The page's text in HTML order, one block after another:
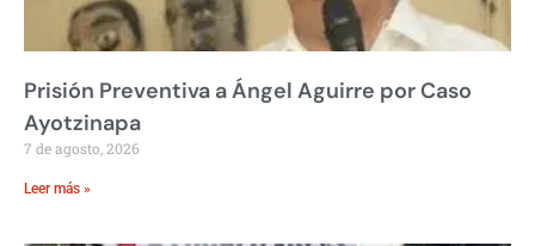
Prisión Preventiva a Ángel Aguirre por Caso
Ayotzinapa
7 de agosto, 2026
Leer más »